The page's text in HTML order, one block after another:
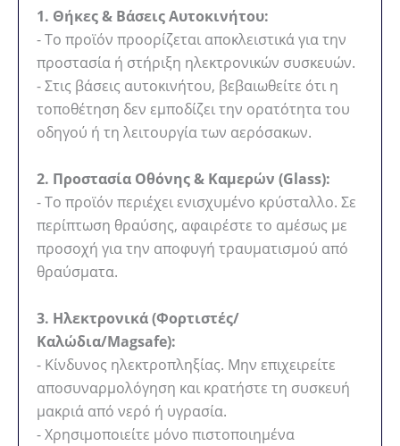
1. Θήκες & Βάσεις Αυτοκινήτου:
- Το προϊόν προορίζεται αποκλειστικά για την
προστασία ή στήριξη ηλεκτρονικών συσκευών.
- Στις βάσεις αυτοκινήτου, βεβαιωθείτε ότι η
τοποθέτηση δεν εμποδίζει την ορατότητα του
οδηγού ή τη λειτουργία των αερόσακων.
2. Προστασία Οθόνης & Καμερών (Glass):
- Το προϊόν περιέχει ενισχυμένο κρύσταλλο. Σε
περίπτωση θραύσης, αφαιρέστε το αμέσως με
προσοχή για την αποφυγή τραυματισμού από
θραύσματα.
3. Ηλεκτρονικά (Φορτιστές/
Καλώδια/Magsafe):
- Κίνδυνος ηλεκτροπληξίας. Μην επιχειρείτε
αποσυναρμολόγηση και κρατήστε τη συσκευή
μακριά από νερό ή υγρασία.
- Χρησιμοποιείτε μόνο πιστοποιημένα